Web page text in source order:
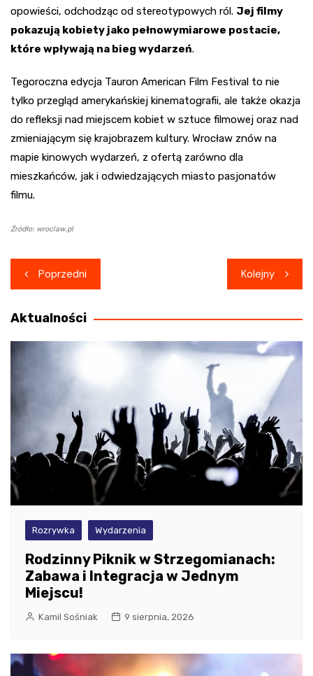
opowieści, odchodząc od stereotypowych ról. Jej filmy
pokazują kobiety jako pełnowymiarowe postacie,
które wpływają na bieg wydarzeń.
Tegoroczna edycja Tauron American Film Festival to nie
tylko przegląd amerykańskiej kinematografii, ale także okazja
do refleksji nad miejscem kobiet w sztuce filmowej oraz nad
zmieniającym się krajobrazem kultury. Wrocław znów na
mapie kinowych wydarzeń, z ofertą zarówno dla
mieszkańców, jak i odwiedzających miasto pasjonatów
filmu.
Źródło: wroclaw.pl
Nawigacja
wpisu
Poprzedni Kolejny
Aktualności
Rozrywka Wydarzenia
Rodzinny Piknik w Strzegomianach:
Zabawa i Integracja w Jednym
Miejscu!
Kamil Sośniak 9 sierpnia, 2026